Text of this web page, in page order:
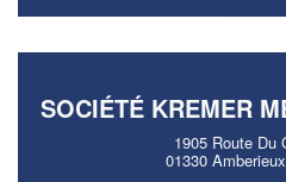
SOCIÉTÉ KREMER
1905 Route Du
01330